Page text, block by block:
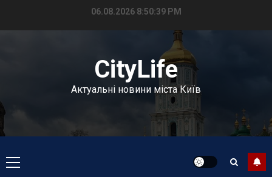
06.08.2026 8:50:40 PM
CityLife
Актуальні новини міста Київ
Головне
меню